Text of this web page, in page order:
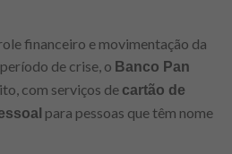
financeiro e movimentação da
de crise, o Banco Pan
com serviços de cartão de
para pessoas que têm nome